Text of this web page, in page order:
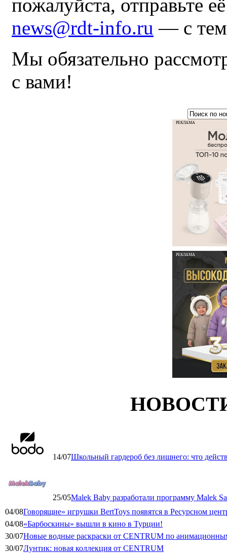
пожалуйста, отправьте
news@rdt-info.ru — с
Мы обязательно
с вами!
РЕКЛАМА
РЕКЛАМА
14/07Школьный гардероб без лишнего: что
25/05Malek Baby разработали программу Malek
04/08Говорящие» игрушки BertToys появятся в Ресурсном
04/08«Барбоскины» вышли в кино в Турции!
30/07Новые водные раскраски от CENTRUM по
30/07Лунтик: новая коллекция от CENTRUM